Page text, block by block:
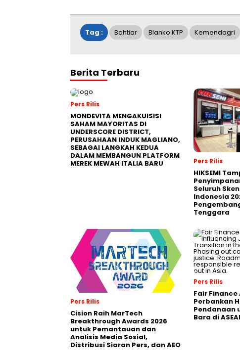
Tag : Bahtiar Blanko KTP Kemendagri
Berita Terbaru
Pers Rilis
MONDEVITA MENGAKUISISI
SAHAM MAYORITAS DI
UNDERSCORE DISTRICT,
PERUSAHAAN INDUK MAGLIANO,
SEBAGAI LANGKAH KEDUA
DALAM MEMBANGUN PLATFORM
MEREK MEWAH ITALIA BARU
Pers Rilis
HIKSEMI
Seluruh
Indonesia
Tenggara
Pers Rilis
Cision Raih MarTech
Breakthrough Awards 2026
untuk Pemantauan dan
Analisis Media Sosial,
Distribusi Siaran Pers, dan AEO
Pers Rilis
Fair Finance
Perbankan
Pendanaan
Bara di